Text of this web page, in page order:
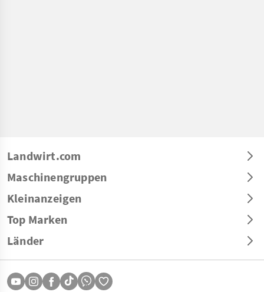
Landwirt.com
Maschinengruppen
Kleinanzeigen
Top Marken
Länder